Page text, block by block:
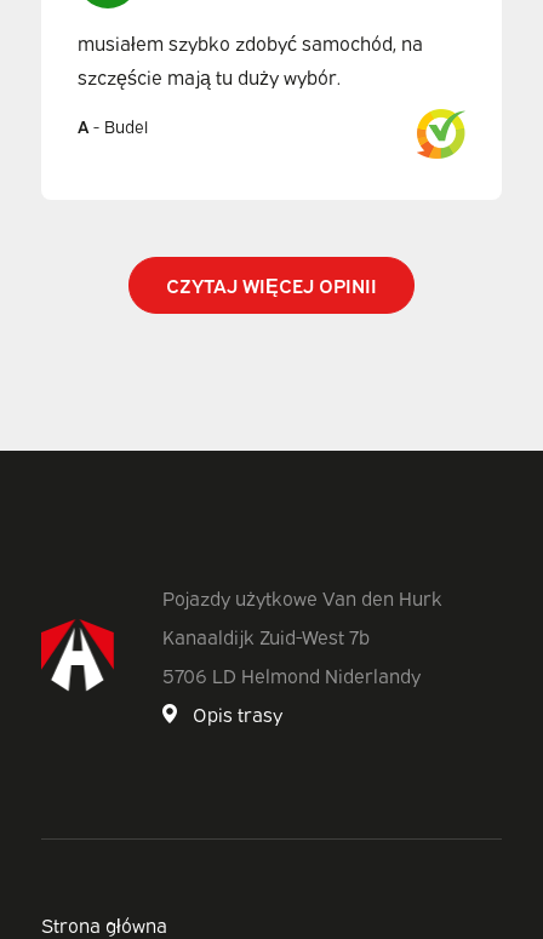
musiałem szybko zdobyć samochód, na
szczęście mają tu duży wybór.
A- Budel
CZYTAJ WIĘCEJ OPINII
Pojazdy użytkowe Van den Hurk
Kanaaldijk Zuid-West 7b
5706 LD Helmond Niderlandy
Opis trasy
Strona główna